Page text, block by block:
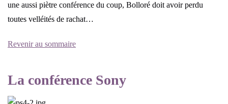
une aussi piètre conférence du coup, Bolloré doit avoir perdu
toutes velléités de rachat…
Revenir au sommaire
La conférence Sony